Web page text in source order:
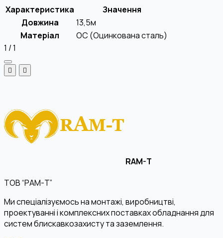
Характеристика
Значення
Довжина
13,5м
Матеріал
OC (Оцинкована сталь)
1 /1
RAM-T
ТОВ “РАМ-Т”
Ми спеціалізуємось на монтажі, виробництві,
проектуванні і комплексних поставках обладнання для
систем блискавкозахисту та заземлення.